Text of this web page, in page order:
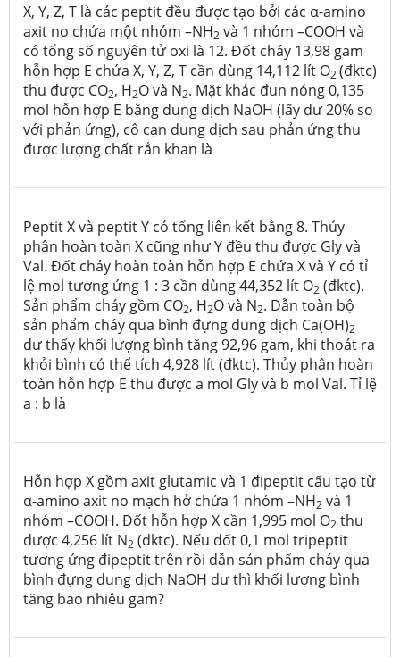
X, Y, Z, T là các peptit đều được tạo bởi các α-amino
axit no chứa một nhóm –NH2 và 1 nhóm –COOH và
có tổng số nguyên tử oxi là 12. Đốt cháy 13,98 gam
hỗn hợp E chứa X, Y, Z, T cần dùng 14,112 lít O2(đktc)
thu được CO2, H2O và N2. Mặt khác đun nóng 0,135
mol hỗn hợp E bằng dung dịch NaOH (lấy dư 20% so
với phản ứng), cô cạn dung dịch sau phản ứng thu
được lượng chất rắn khan là
Peptit X và peptit Y có tổng liên kết bằng 8. Thủy
phân hoàn toàn X cũng như Y đều thu được Gly và
Val. Đốt cháy hoàn toàn hỗn hợp E chứa X và Y có tỉ
lệ mol tương ứng 1 : 3 cần dùng 44,352 lít O2 (đktc).
Sản phẩm cháy gồm CO2, H2O và N2. Dẫn toàn bộ
sản phẩm cháy qua bình đựng dung dịch Ca(OH)2
dư thấy khối lượng bình tăng 92,96 gam, khi thoát ra
khỏi bình có thể tích 4,928 lít (đktc). Thủy phân hoàn
toàn hỗn hợp E thu được a mol Gly và b mol Val. Tỉ lệ
a : b là
Hỗn hợp X gồm axit glutamic và 1 đipeptit cấu tạo từ
α-amino axit no mạch hở chứa 1 nhóm –NH2 và 1
nhóm –COOH. Đốt hỗn hợp X cần 1,995 mol O2 thu
được 4,256 lít N2 (đktc). Nếu đốt 0,1 mol tripeptit
tương ứng đipeptit trên rồi dẫn sản phẩm cháy qua
bình đựng dung dịch NaOH dư thì khối lượng bình
tăng bao nhiêu gam?